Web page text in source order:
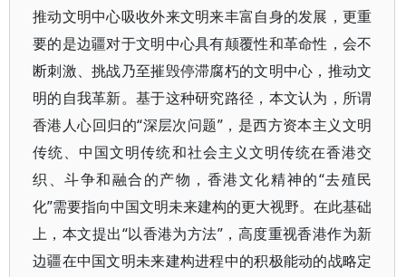
推动文明中心吸收外来文明来丰富自身的发展，更重
要的是边疆对于文明中心具有颠覆性和革命性，会不
断刺激、挑战乃至摧毁停滞腐朽的文明中心，推动文
明的自我革新。基于这种研究路径，本文认为，所谓
香港人心回归的“深层次问题”，是西方资本主义文明
传统、中国文明传统和社会主义文明传统在香港交
织、斗争和融合的产物，香港文化精神的“去殖民
化”需要指向中国文明未来建构的更大视野。在此基础
上，本文提出“以香港为方法”，高度重视香港作为新
边疆在中国文明未来建构进程中的积极能动的战略定